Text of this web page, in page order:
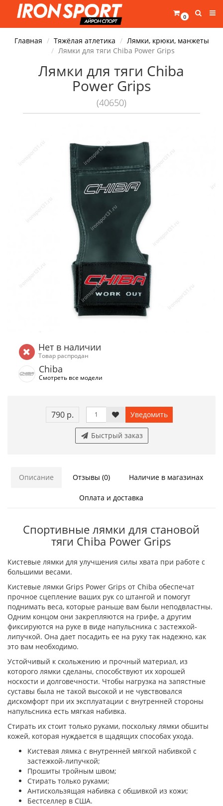
0
Главная Тяжёлая атлетика
Лямки, крюки, манжеты
Лямки для тяги Chiba Power Grips
Лямки для тяги Chiba
Power Grips
(40650)
Нет в наличии
Товар распродан
Chiba
Смотреть все модели
790 р. Уведомить
Быстрый заказ
Описание Отзывы (0) Наличие в магазинах
Оплата и доставка
Спортивные лямки для становой
тяги Chiba Power Grips
Кистевые лямки для улучшения силы хвата при работе с
большими весами.
Кистевые лямки Grips Power Grips от Chiba обеспечат
прочное сцепление ваших рук со штангой и помогут
поднимать веса, которые раньше вам были неподвластны.
Одним концом они закрепляются на грифе, а другим
фиксируются на руке в виде напульсника с застежкой-
липучкой. Она дает посадить ее на руку так надежно, как
это вам необходимо.
Устойчивый к скольжению и прочный материал, из
которого лямки сделаны, способствуют их хорошей
носкости и долговечности. Чтобы нагрузка на запястные
суставы была не такой высокой и не чувствовался
дискомфорт при их эксплуатации с внутренней стороны
напульсника есть мягкая набивка.
Стирать их стоит только руками, поскольку лямки обшиты
кожей, которая нуждается в щадящих способах ухода.
Кистевая лямка с внутренней мягкой набивкой с
застежкой-липучкой;
Прошиты тройным швом;
Стирать только руками;
Антискользящая набивка с обшивкой из кожи;
Бестселлер в США.